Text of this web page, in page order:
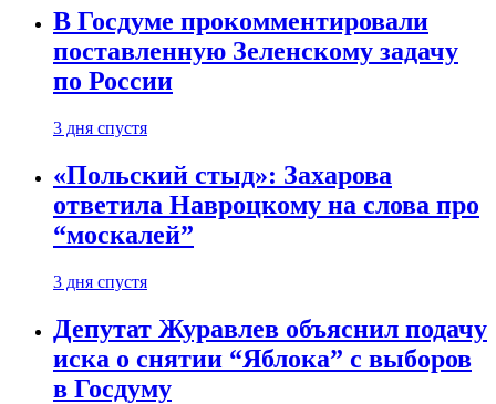
В Госдуме прокомментировали
поставленную Зеленскому задачу
по России
3 дня спустя
«Польский стыд»: Захарова
ответила Навроцкому на слова про
“москалей”
3 дня спустя
Депутат Журавлев объяснил подачу
иска о снятии “Яблока” с выборов
в Госдуму